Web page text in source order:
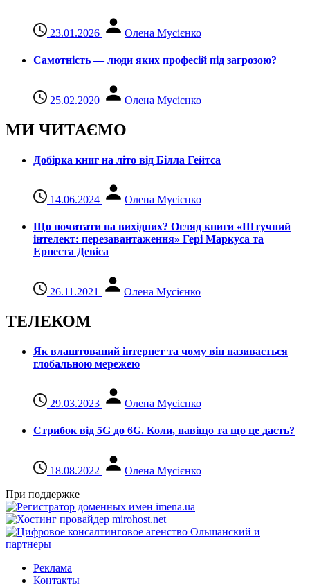
23.01.2026 Олена Мусієнко
Самотність — люди яких професій під загрозою?
25.02.2020 Олена Мусієнко
МИ ЧИТАЄМО
Добірка книг на літо від Білла Гейтса
14.06.2024 Олена Мусієнко
Що почитати на вихідних? Огляд книги «Штучний
інтелект: перезавантаження» Гері Маркуса та
Ернеста Девіса
26.11.2021 Олена Мусієнко
ТЕЛЕКОМ
Як влаштований інтернет та чому він називається
глобальною мережею
29.03.2023 Олена Мусієнко
Стрибок від 5G до 6G. Коли, навіщо та що це даcть?
18.08.2022
Олена Мусієнко
При поддержке
Реклама
Контакты